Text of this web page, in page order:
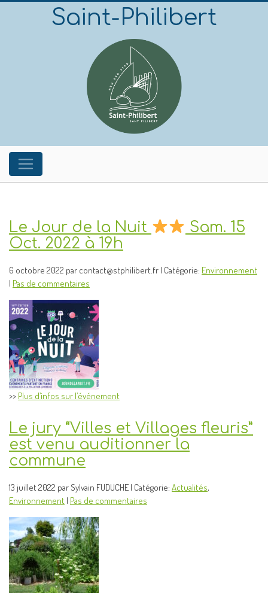
Saint-Philibert
Le Jour de la Nuit
Sam. 15
Oct. 2022 à 19h
6 octobre 2022 par contact@stphilibert.fr | Catégorie: Environnement
| Pas de commentaires
>> Plus d’infos sur l’événement
Le jury “Villes et Villages fleuris”
est venu auditionner la
commune
13 juillet 2022 par Sylvain FUDUCHE | Catégorie: Actualités,
Environnement | Pas de commentaires